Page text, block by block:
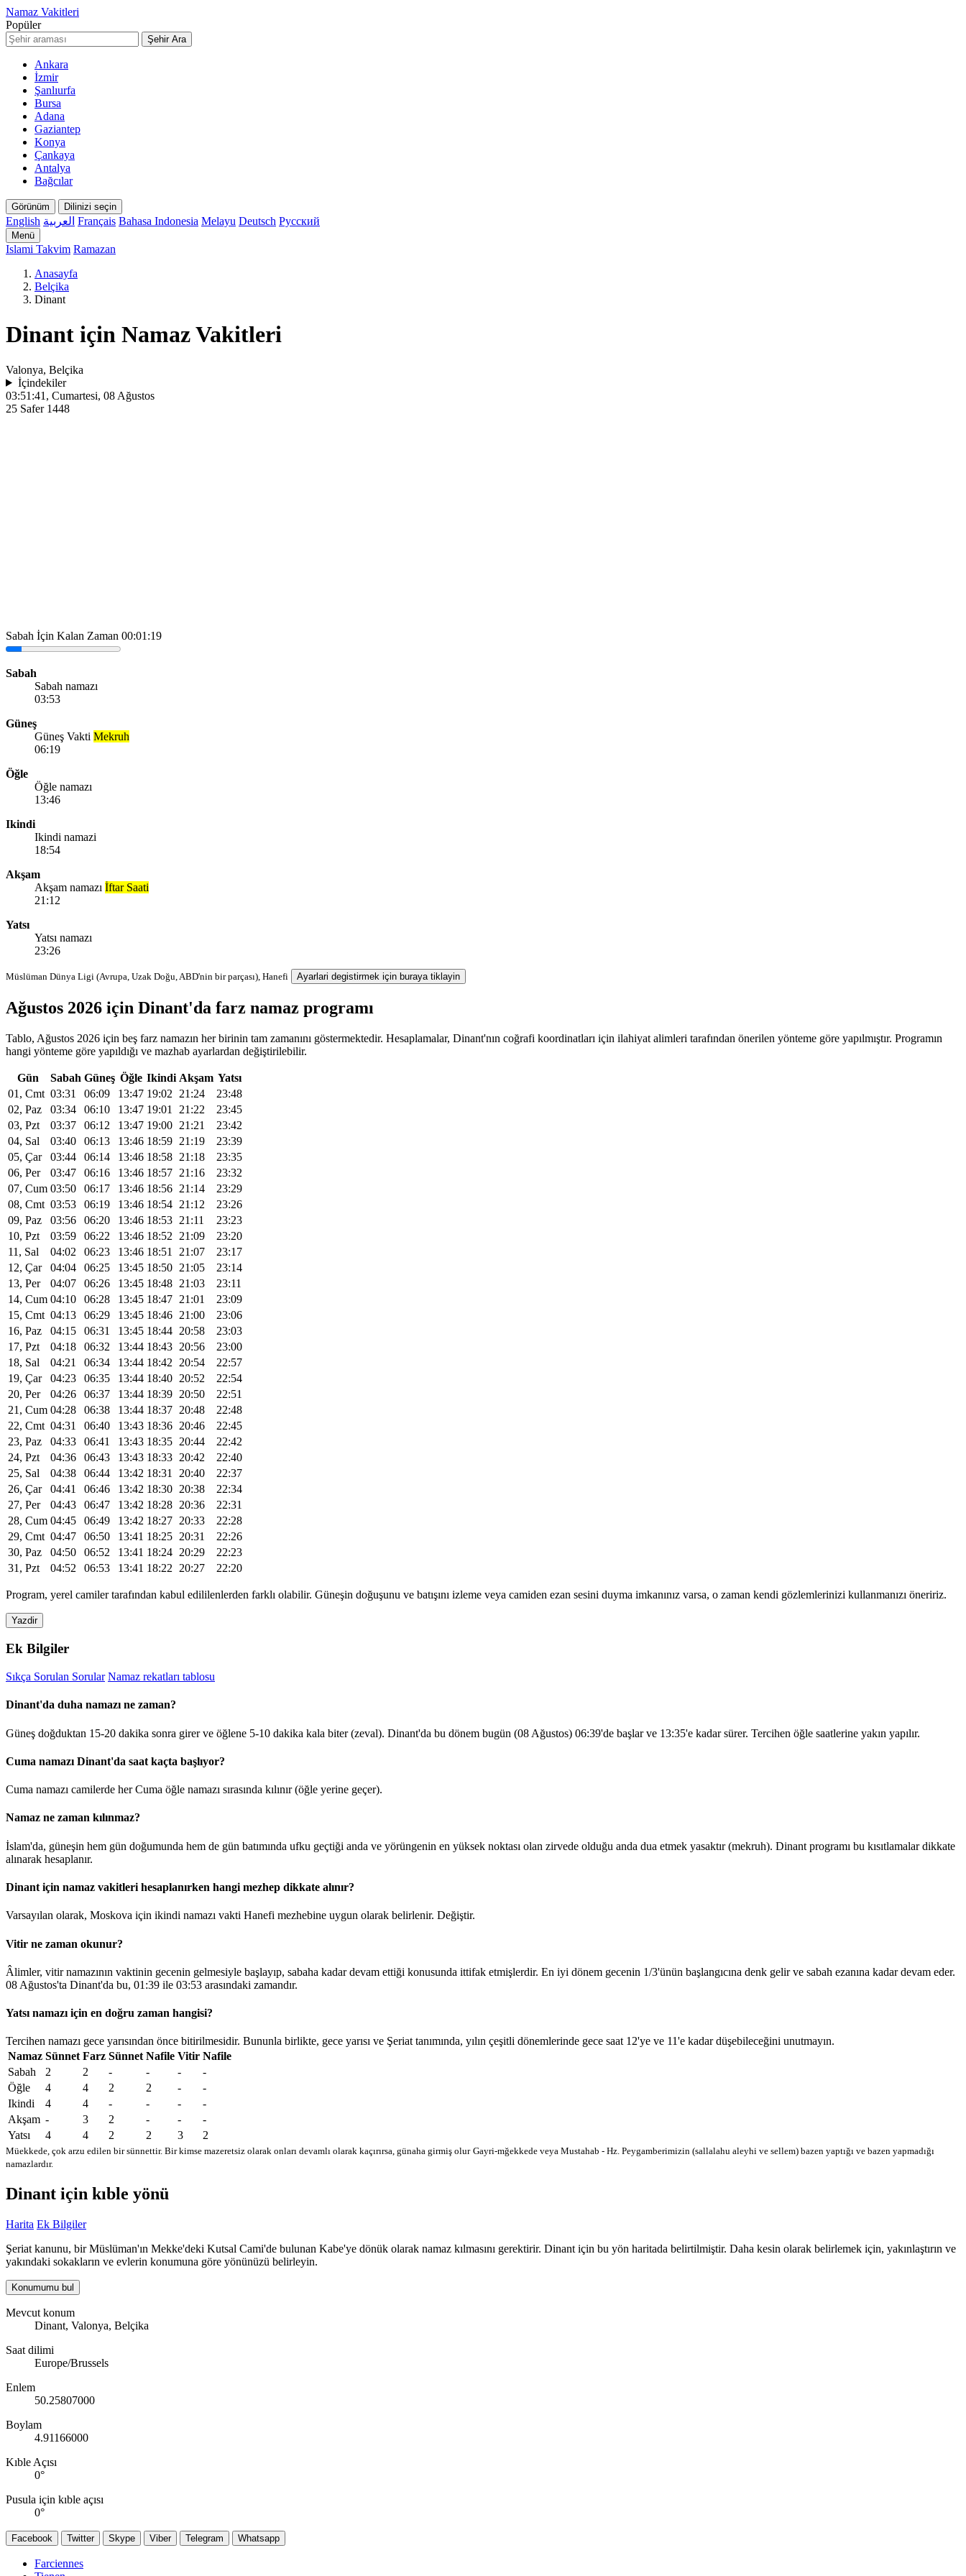
Namaz Vakitleri
Popüler
Şehir Ara
Ankara
İzmir
Şanlıurfa
Bursa
Adana
Gaziantep
Konya
Çankaya
Antalya
Bağcılar
Görünüm Dilinizi seçin
English العربية Français Bahasa Indonesia Melayu Deutsch Русский
Menü
Islami Takvim Ramazan
Anasayfa
Belçika
Dinant
Dinant için Namaz Vakitleri
Valonya, Belçika
İçindekiler
03:51:41 , Cumartesi, 08 Ağustos
25 Safer 1448
Sabah İçin Kalan Zaman 00:01:19
Sabah
Sabah namazı
03:53
Güneş
Güneş Vakti Mekruh
06:19
Öğle
Öğle namazı
13:46
Ikindi
Ikindi namazi
18:54
Akşam
Akşam namazı İftar Saati
21:12
Yatsı
Yatsı namazı
23:26
Müslüman Dünya Ligi (Avrupa, Uzak Doğu, ABD'nin bir parçası), Hanefi Ayarlari degistirmek için buraya tiklayin
Ağustos 2026 için Dinant'da farz namaz programı
Tablo, Ağustos 2026 için beş farz namazın her birinin tam zamanını göstermektedir. Hesaplamalar, Dinant'nın coğrafi koordinatları için ilahiyat alimleri tarafından önerilen yönteme göre yapılmıştır. Programın
hangi yönteme göre yapıldığı ve mazhab ayarlardan değiştirilebilir.
Gün Sabah Güneş Öğle Ikindi Akşam Yatsı
01, Cmt 03:31 06:09 13:47 19:02 21:24
23:48
02, Paz
03:34 06:10 13:47 19:01 21:22
23:45
03, Pzt
03:37 06:12 13:47 19:00 21:21
23:42
04, Sal
03:40 06:13 13:46 18:59 21:19
23:39
05, Çar
03:44 06:14 13:46 18:58 21:18
23:35
06, Per
03:47 06:16 13:46 18:57 21:16
23:32
07, Cum 03:50 06:17 13:46 18:56 21:14
23:29
08, Cmt 03:53 06:19 13:46 18:54 21:12
23:26
09, Paz
03:56 06:20 13:46 18:53 21:11
23:23
10, Pzt
03:59 06:22 13:46 18:52 21:09
23:20
11, Sal
04:02 06:23 13:46 18:51 21:07
23:17
12, Çar
04:04 06:25 13:45 18:50 21:05
23:14
13, Per
04:07 06:26 13:45 18:48 21:03
23:11
14, Cum 04:10 06:28 13:45 18:47 21:01
23:09
15, Cmt 04:13 06:29 13:45 18:46 21:00
23:06
16, Paz
04:15 06:31 13:45 18:44 20:58
23:03
17, Pzt
04:18 06:32 13:44 18:43 20:56
23:00
18, Sal
04:21 06:34 13:44 18:42 20:54
22:57
19, Çar
04:23 06:35 13:44 18:40 20:52
22:54
20, Per
04:26 06:37 13:44 18:39 20:50
22:51
21, Cum 04:28 06:38 13:44 18:37 20:48
22:48
22, Cmt 04:31 06:40 13:43 18:36 20:46
22:45
23, Paz
04:33 06:41 13:43 18:35 20:44
22:42
24, Pzt
04:36 06:43 13:43 18:33 20:42
22:40
25, Sal
04:38 06:44 13:42 18:31 20:40
22:37
26, Çar
04:41 06:46 13:42 18:30 20:38
22:34
27, Per
04:43 06:47 13:42 18:28 20:36
22:31
28, Cum 04:45 06:49 13:42 18:27 20:33
22:28
29, Cmt 04:47 06:50 13:41 18:25 20:31
22:26
30, Paz
04:50 06:52 13:41 18:24 20:29
22:23
31, Pzt
04:52 06:53 13:41 18:22 20:27 22:20
Program, yerel camiler tarafından kabul edililenlerden farklı olabilir. Güneşin doğuşunu ve batışını izleme veya camiden ezan sesini duyma imkanınız varsa, o zaman kendi gözlemlerinizi kullanmanızı öneririz.
Yazdir
Ek Bilgiler
Sıkça Sorulan Sorular Namaz rekatları tablosu
Dinant'da duha namazı ne zaman?
Güneş doğduktan 15-20 dakika sonra girer ve öğlene 5-10 dakika kala biter (zeval). Dinant'da bu dönem bugün (08 Ağustos) 06:39'de başlar ve 13:35'e kadar sürer. Tercihen öğle saatlerine yakın yapılır.
Cuma namazı Dinant'da saat kaçta başlıyor?
Cuma namazı camilerde her Cuma öğle namazı sırasında kılınır (öğle yerine geçer).
Namaz ne zaman kılınmaz?
İslam'da, güneşin hem gün doğumunda hem de gün batımında ufku geçtiği anda ve yörüngenin en yüksek noktası olan zirvede olduğu anda dua etmek yasaktır (mekruh). Dinant programı bu kısıtlamalar dikkate
alınarak hesaplanır.
Dinant için namaz vakitleri hesaplanırken hangi mezhep dikkate alınır?
Varsayılan olarak, Moskova için ikindi namazı vakti Hanefi mezhebine uygun olarak belirlenir. Değiştir.
Vitir ne zaman okunur?
Âlimler, vitir namazının vaktinin gecenin gelmesiyle başlayıp, sabaha kadar devam ettiği konusunda ittifak etmişlerdir. En iyi dönem gecenin 1/3'ünün başlangıcına denk gelir ve sabah ezanına kadar devam eder.
08 Ağustos'ta Dinant'da bu, 01:39 ile 03:53 arasındaki zamandır.
Yatsı namazı için en doğru zaman hangisi?
Tercihen namazı gece yarısından önce bitirilmesidir. Bununla birlikte, gece yarısı ve Şeriat tanımında, yılın çeşitli dönemlerinde gece saat 12'ye ve 11'e kadar düşebileceğini unutmayın.
Namaz Sünnet Farz Sünnet Nafile Vitir Nafile
Sabah
2 2 - - -
-
Öğle
4 4 2 2 -
-
Ikindi
4 4 - - -
-
Akşam - 3 2 - -
-
Yatsı
4 4 2 2 3 2
Müekkede, çok arzu edilen bir sünnettir. Bir kimse mazeretsiz olarak onları devamlı olarak kaçırırsa, günaha girmiş olur Gayri-mğekkede veya Mustahab - Hz. Peygamberimizin (sallalahu aleyhi ve sellem) bazen yaptığı ve bazen yapmadığı
namazlardır.
Dinant için kıble yönü
Harita Ek Bilgiler
Şeriat kanunu, bir Müslüman'ın Mekke'deki Kutsal Cami'de bulunan Kabe'ye dönük olarak namaz kılmasını gerektirir. Dinant için bu yön haritada belirtilmiştir. Daha kesin olarak belirlemek için, yakınlaştırın ve
yakındaki sokakların ve evlerin konumuna göre yönünüzü belirleyin.
Konumumu bul
Mevcut konum
Dinant, Valonya, Belçika
Saat dilimi
Europe/Brussels
Enlem
50.25807000
Boylam
4.91166000
Kıble Açısı
0°
Pusula için kıble açısı
0°
Facebook Twitter Skype Viber Telegram Whatsapp
Farciennes